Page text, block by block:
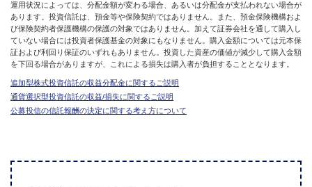
運用状況によっては、分配金額が変わる場合、あるいは分配金が支払われない場合が
あります。投資信託は、預金等や保険契約ではありません。また、預金保険機構およ
び保険契約者保護機構の保護の対象ではありません。加えて証券会社を通して購入し
ていない場合には投資者保護基金の対象にもなりません。購入金額については元本保
証および利回り保証のいずれもありません。投資した資産の価値が減少して購入金額
を下回る場合がありますが、これによる損失は購入者が負担することとなります。
追加型株式投資信託の収益分配金に関するご説明
通貨選択型投資信託の収益/損失に関するご説明
公募投信の信託報酬の決定に関する考え方について